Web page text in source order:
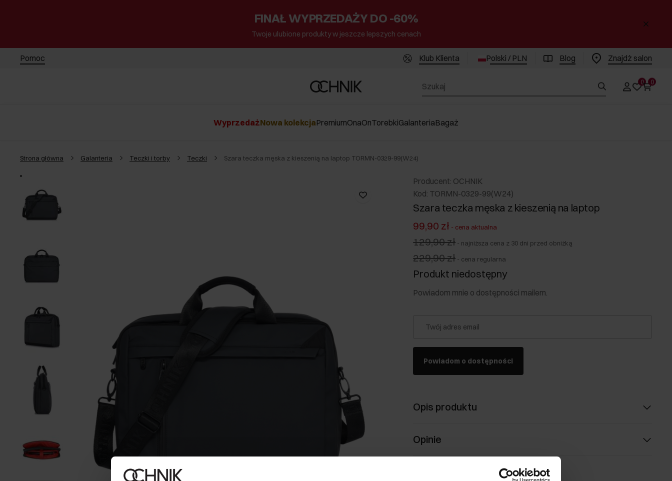
FINAŁ WYPRZEDAŻY DO -60%
Twoje ulubione produkty w jeszcze lepszych cenach
Pomoc Klub Klienta Polski / PLN Blog Znajdż salon
0 0
WyprzedażNowa kolekcjaPremiumOnaOnTorebkiGalanteriaBagaż
Strona główna Galanteria Teczki i torby Teczki Szara teczka męska z kieszenią na laptop TORMN-0329-99(W24)
Producent: OCHNIK
Kod: TORMN-0329-99(W24)
Szara teczka męska z kieszenią na laptop
99,90 zł - cena aktualna
129,90 zł - najniższa cena z 30 dni przed obniżką
229,90 zł - cena regularna
Produkt niedostępny
Powiadom mnie o dostępności mailem.
Twój adres email
Powiadom o dostępności
Opis produktu
Opinie